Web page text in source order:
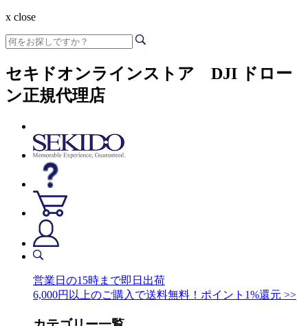
x close
セキドオンラインストア DJI ドロー
ン正規代理店
営業日の15時まで即日出荷
6,000円以上のご購入で送料無料！ポイント1%還元 >>